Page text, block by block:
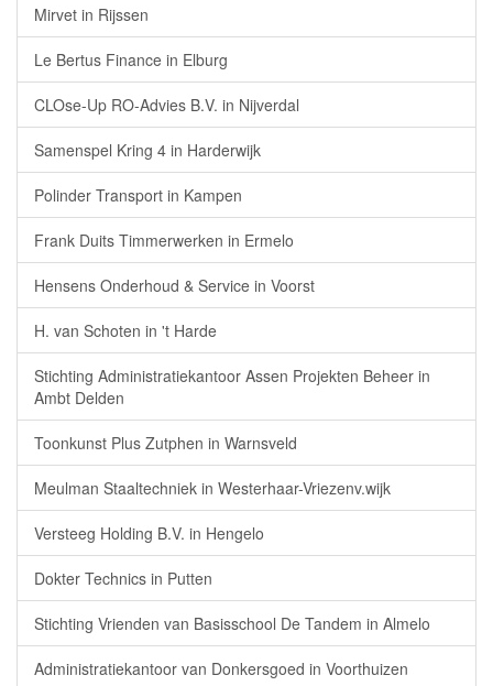
Mirvet in Rijssen
Le Bertus Finance in Elburg
CLOse-Up RO-Advies B.V. in Nijverdal
Samenspel Kring 4 in Harderwijk
Polinder Transport in Kampen
Frank Duits Timmerwerken in Ermelo
Hensens Onderhoud & Service in Voorst
H. van Schoten in 't Harde
Stichting Administratiekantoor Assen Projekten Beheer in
Ambt Delden
Toonkunst Plus Zutphen in Warnsveld
Meulman Staaltechniek in Westerhaar-Vriezenv.wijk
Versteeg Holding B.V. in Hengelo
Dokter Technics in Putten
Stichting Vrienden van Basisschool De Tandem in Almelo
Administratiekantoor van Donkersgoed in Voorthuizen